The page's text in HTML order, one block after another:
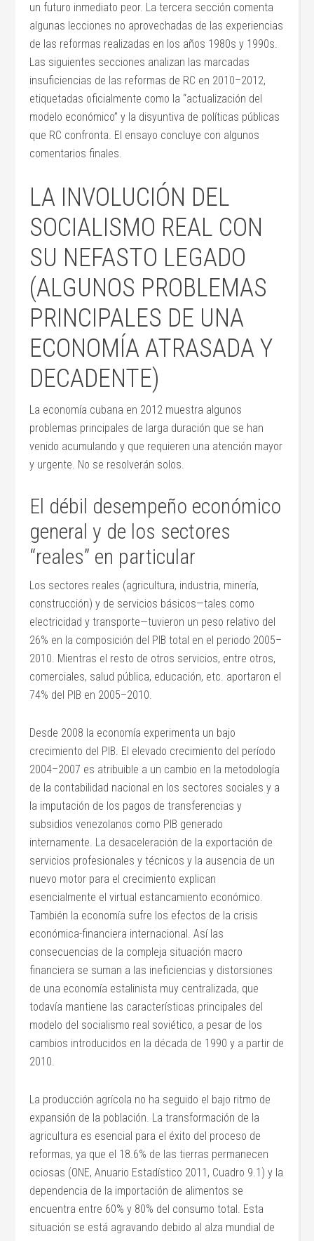
un futuro inmediato peor. La tercera sección comenta
algunas lecciones no aprovechadas de las experiencias
de las reformas realizadas en los años 1980s y 1990s.
Las siguientes secciones analizan las marcadas
insuficiencias de las reformas de RC en 2010–2012,
etiquetadas oficialmente como la “actualización del
modelo económico” y la disyuntiva de políticas públicas
que RC confronta. El ensayo concluye con algunos
comentarios finales.
LA INVOLUCIÓN DEL
SOCIALISMO REAL CON
SU NEFASTO LEGADO
(ALGUNOS PROBLEMAS
PRINCIPALES DE UNA
ECONOMÍA ATRASADA Y
DECADENTE)
La economía cubana en 2012 muestra algunos
problemas principales de larga duración que se han
venido acumulando y que requieren una atención mayor
y urgente. No se resolverán solos.
El débil desempeño económico
general y de los sectores
“reales” en particular
Los sectores reales (agricultura, industria, minería,
construcción) y de servicios básicos—tales como
electricidad y transporte—tuvieron un peso relativo del
26% en la composición del PIB total en el periodo 2005–
2010. Mientras el resto de otros servicios, entre otros,
comerciales, salud pública, educación, etc. aportaron el
74% del PIB en 2005–2010.
Desde 2008 la economía experimenta un bajo
crecimiento del PIB. El elevado crecimiento del período
2004–2007 es atribuible a un cambio en la metodología
de la contabilidad nacional en los sectores sociales y a
la imputación de los pagos de transferencias y
subsidios venezolanos como PIB generado
internamente. La desaceleración de la exportación de
servicios profesionales y técnicos y la ausencia de un
nuevo motor para el crecimiento explican
esencialmente el virtual estancamiento económico.
También la economía sufre los efectos de la crisis
económica-financiera internacional. Así las
consecuencias de la compleja situación macro
financiera se suman a las ineficiencias y distorsiones
de una economía estalinista muy centralizada, que
todavía mantiene las características principales del
modelo del socialismo real soviético, a pesar de los
cambios introducidos en la década de 1990 y a partir de
2010.
La producción agrícola no ha seguido el bajo ritmo de
expansión de la población. La transformación de la
agricultura es esencial para el éxito del proceso de
reformas, ya que el 18.6% de las tierras permanecen
ociosas (ONE, Anuario Estadístico 2011, Cuadro 9.1) y la
dependencia de la importación de alimentos se
encuentra entre 60% y 80% del consumo total. Esta
situación se está agravando debido al alza mundial de